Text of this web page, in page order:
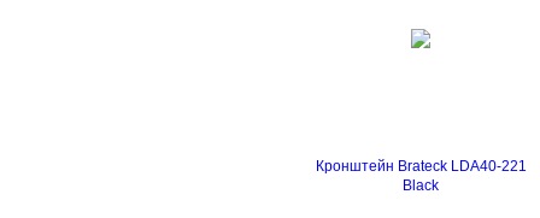
Кронштейн Brateck LDA40-221
Black